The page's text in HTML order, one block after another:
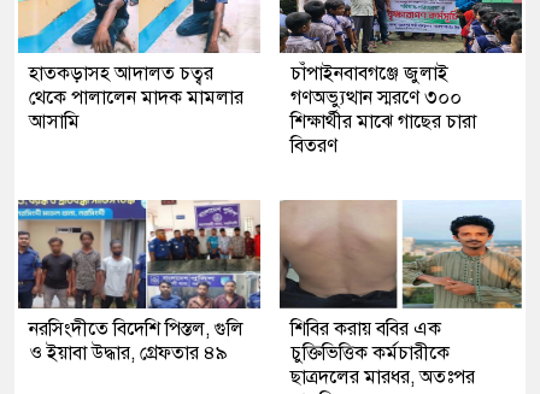
হাতকড়াসহ আদালত চত্বর
থেকে পালালেন মাদক মামলার
আসামি
চাঁপাইনবাবগঞ্জে জুলাই
গণঅভ্যুত্থান স্মরণে ৩০০
শিক্ষার্থীর মাঝে গাছের চারা
বিতরণ
নরসিংদীতে বিদেশি পিস্তল, গুলি
ও ইয়াবা উদ্ধার, গ্রেফতার ৪৯
শিবির করায় ববির এক
চুক্তিভিত্তিক কর্মচারীকে
ছাত্রদলের মারধর, অতঃপর